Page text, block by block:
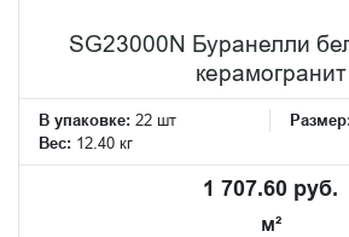
SG23000N Буранелли
керамогранит
В упаковке: 22 шт Размер:
Вес: 12.40 кг
1 707.60 руб.
м²